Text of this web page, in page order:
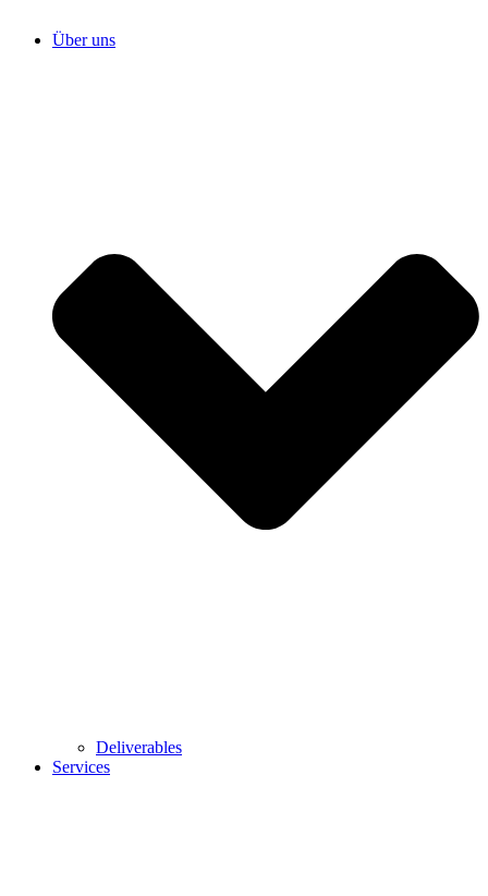
Über uns
Deliverables
Services